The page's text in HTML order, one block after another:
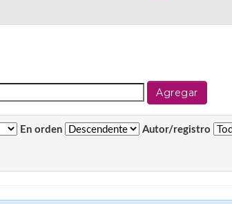
En orden Autor/registro